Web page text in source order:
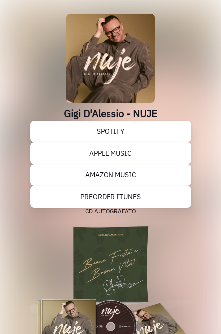
Gigi D'Alessio - NUJE
SPOTIFY
APPLE MUSIC
AMAZON MUSIC
PREORDER ITUNES
CD AUTOGRAFATO